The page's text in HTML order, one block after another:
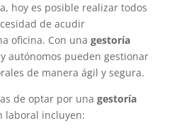
hoy es posible realizar todos
de acudir
oficina. Con una gestoría
autónomos pueden gestionar
de manera ágil y segura.
de optar por una gestoría
laboral incluyen: